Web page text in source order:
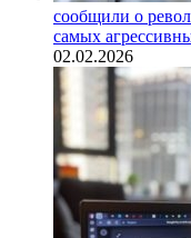
сообщили о
самых
02.02.2026